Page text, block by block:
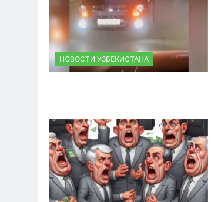
НОВОСТИ УЗБЕКИСТАНА